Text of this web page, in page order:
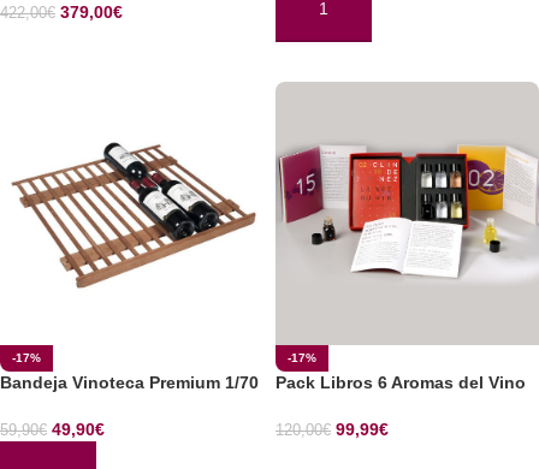
422,00€ 379,00€ AÑADIR AL CARRITO
-17%
Bandeja Vinoteca Premium 1/70
59,90€ 49,90€
-17%
Pack Libros 6 Aromas del Vino
120,00€ 99,99€